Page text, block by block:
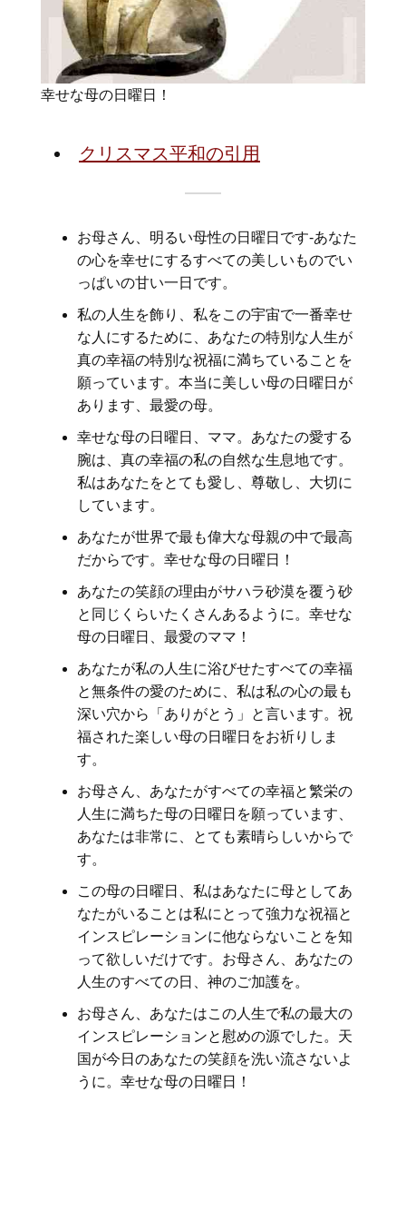
幸せな母の日曜日！
クリスマス平和の引用
お母さん、明るい母性の日曜日です-あなた
の心を幸せにするすべての美しいものでい
っぱいの甘い一日です。
私の人生を飾り、私をこの宇宙で一番幸せ
な人にするために、あなたの特別な人生が
真の幸福の特別な祝福に満ちていることを
願っています。本当に美しい母の日曜日が
あります、最愛の母。
幸せな母の日曜日、ママ。あなたの愛する
腕は、真の幸福の私の自然な生息地です。
私はあなたをとても愛し、尊敬し、大切に
しています。
あなたが世界で最も偉大な母親の中で最高
だからです。幸せな母の日曜日！
あなたの笑顔の理由がサハラ砂漠を覆う砂
と同じくらいたくさんあるように。幸せな
母の日曜日、最愛のママ！
あなたが私の人生に浴びせたすべての幸福
と無条件の愛のために、私は私の心の最も
深い穴から「ありがとう」と言います。祝
福された楽しい母の日曜日をお祈りしま
す。
お母さん、あなたがすべての幸福と繁栄の
人生に満ちた母の日曜日を願っています、
あなたは非常に、とても素晴らしいからで
す。
この母の日曜日、私はあなたに母としてあ
なたがいることは私にとって強力な祝福と
インスピレーションに他ならないことを知
って欲しいだけです。お母さん、あなたの
人生のすべての日、神のご加護を。
お母さん、あなたはこの人生で私の最大の
インスピレーションと慰めの源でした。天
国が今日のあなたの笑顔を洗い流さないよ
うに。幸せな母の日曜日！